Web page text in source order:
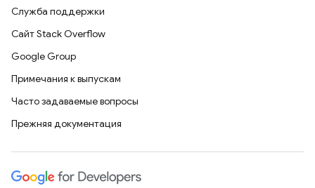
Служба поддержки
Сайт Stack Overflow
Google Group
Примечания к выпускам
Часто задаваемые вопросы
Прежняя документация